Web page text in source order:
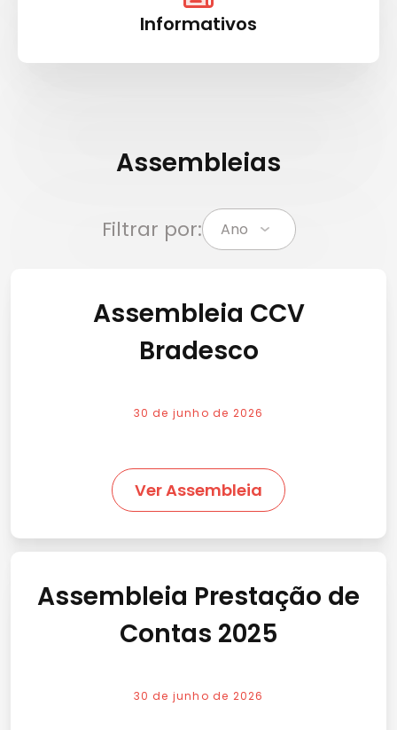
Informativos
Assembleias
Filtrar por:
Assembleia CCV
Bradesco
30 de junho de 2026
Ver Assembleia
Assembleia Prestação de
Contas 2025
30 de junho de 2026